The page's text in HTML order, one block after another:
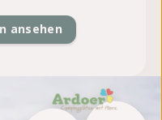
ansehen